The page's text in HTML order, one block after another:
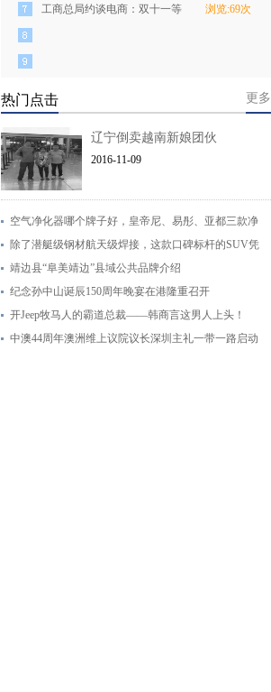
30余位“新娘”
工商总局约谈电商：双十一等
浏览:69次
热门点击 更多
辽宁倒卖越南新娘团伙
2016-11-09
空气净化器哪个牌子好，皇帝尼、易彤、亚都三款净
除了潜艇级钢材航天级焊接，这款口碑标杆的SUV凭
靖边县“阜美靖边”县域公共品牌介绍
纪念孙中山诞辰150周年晚宴在港隆重召开
开Jeep牧马人的霸道总裁——韩商言这男人上头！
中澳44周年澳洲维上议院议长深圳主礼一带一路启动